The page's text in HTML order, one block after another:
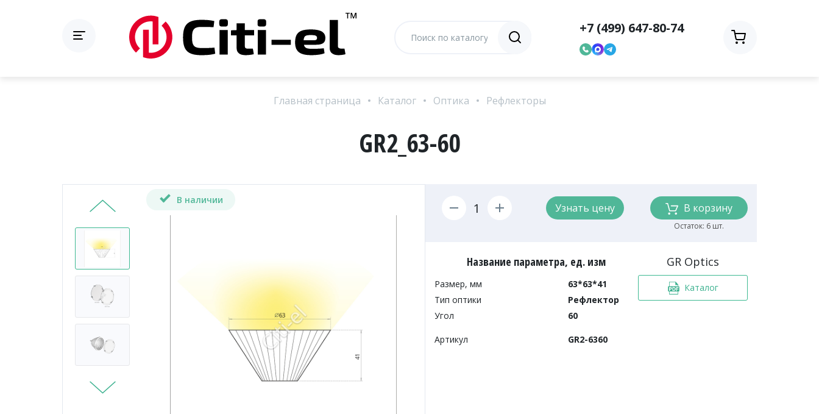
+7 (499) 647-80-74
Главная страница Каталог Оптика Рефлекторы
GR2_63-60
В наличии
Узнать цену В корзину
Остаток: 6 шт.
Название параметра, ед. изм
Размер, мм
63*63*41
Тип оптики
Рефлектор
Угол
60
Артикул GR2-6360
GR Optics
Каталог